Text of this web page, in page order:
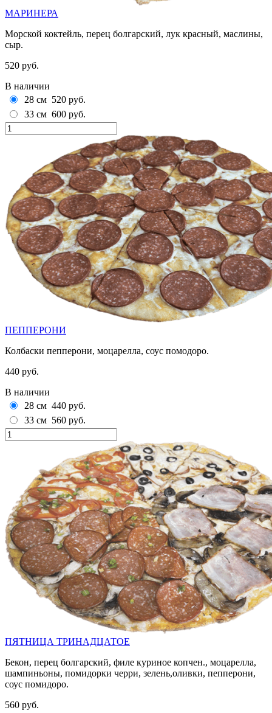
МАРИНЕРА
Морской коктейль, перец болгарский, лук красный, маслины,
сыр.
520 руб.
В наличии
28 см 520 руб.
33 см 600 руб.
ПЕППЕРОНИ
Колбаски пепперони, моцарелла, соус помодоро.
440 руб.
В наличии
28 см 440 руб.
33 см 560 руб.
ПЯТНИЦА ТРИНАДЦАТОЕ
Бекон, перец болгарский, филе куриное копчен., моцарелла,
шампиньоны, помидорки черри, зелень,оливки, пепперони,
соус помидоро.
560 руб.